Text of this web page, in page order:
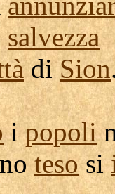
salvezza
diSion
ipopoli
tesosi